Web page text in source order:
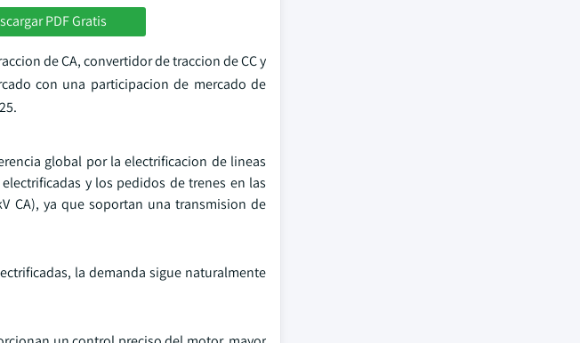
PDF Gratis
de CA, convertidor de traccion de CC y
con una participacion de mercado de
global por la electrificacion de lineas
y los pedidos de trenes en las
CA), ya que soportan una transmision de
la demanda sigue naturalmente